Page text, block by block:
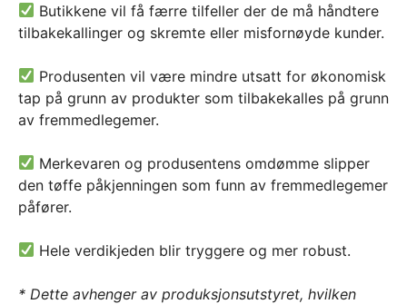
Butikkene vil få færre tilfeller der de må håndtere
tilbakekallinger og skremte eller misfornøyde kunder.
Produsenten vil være mindre utsatt for økonomisk
tap på grunn av produkter som tilbakekalles på grunn
av fremmedlegemer.
Merkevaren og produsentens omdømme slipper
den tøffe påkjenningen som funn av fremmedlegemer
påfører.
Hele verdikjeden blir tryggere og mer robust.
* Dette avhenger av produksjonsutstyret, hvilken